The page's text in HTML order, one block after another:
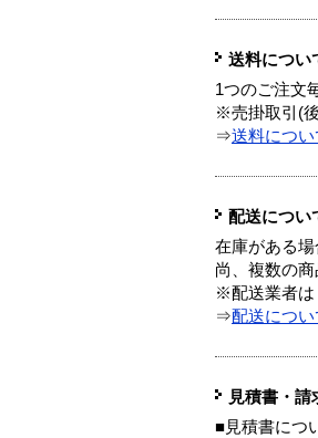
送料につい
1つのご注文
※売掛取引(
⇒送料につ
配送につい
在庫がある
尚、複数の
※配送業者は
⇒配送につ
見積書・請
■見積書につ